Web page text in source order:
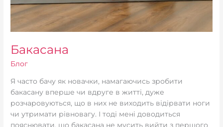
Бакасана
Блог
Я часто бачу як новачки, намагаючись зробити
бакасану вперше чи вдруге в житті, дуже
розчаровуються, що в них не виходить відірвати ноги
чи утримати рівновагу. І тоді мені доводиться
пояснювати, що бакасана не мусить вийти з першого